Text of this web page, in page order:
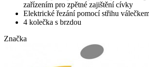
zařízením pro zpětné zajištění cívky
Elektrické řezání pomocí střihu
4 kolečka s brzdou
Značka